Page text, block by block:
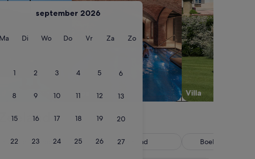
september 2026
MaMaandag
DiDinsdag
WoWoensdag
DoDonderdag
VrVrijdag
ZaZaterdag
ZoZondag
1 2 3 4 5 6
8 9 10 11 12 13
15 16 17 18 19 20
22 23 24 25 26 27
Spa Villa
Huisdiervriendelijk Zwembad Boek nu, betaal